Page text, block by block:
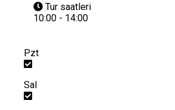
Tur saatleri
10:00 - 14:00
Pzt
Sal